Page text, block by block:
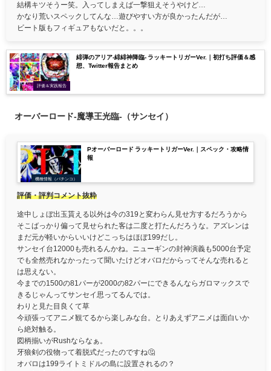
結構キツそうー笑。入ってしまえば一撃狙えそうやけど…
かなり荒いスペックしてんな…遊びやすい方が良かったんだが…
ビート版もフィギュアもないだと。。。
評価＆実践報告
緋弾のアリア-緋緋神降臨- ラッキートリガーVer.｜初打ち評価＆感
想、Twitter報告まとめ
オーバーロード-魔導王光臨-（サンセイ）
機種情報（パチンコ）
Pオーバーロード ラッキートリガーVer.｜スペック・攻略情
報
評価・評判コメント抜粋
途中しょぼ出玉貰える以外は今の319と変わらん見せ方するだろうから
そこばっかり偏って見せられた客は二度と打たんだろうな。アズレンは
まだ元が軽いからいいけどこっちはほぼ199だし。
サンセイ台12000も売れるんかね。ニューギンの封神演義も5000台予定
でも全然売れなかったって聞いたけどオバロだからってそんな売れると
は思えない。
今までの1500の81パーが2000の82パーにできるんならガロマックスで
きるじゃんってサンセイ思ってるんでは。
わりと見た目良くて草
今頑張ってアニメ観てるから楽しみな台。とりあえずアニメは面白いか
ら絶対触る。
図柄揃いがRushならなぁ。
牙狼剣の役物って着脱式だったのですね🤔
オバロは199ライトミドルの島に設置されるの？